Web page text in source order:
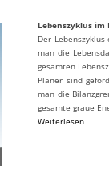
Lebenszyklus im
Der
man die
gesamten
Planer sind
man die
gesamte graue
Weiterlesen